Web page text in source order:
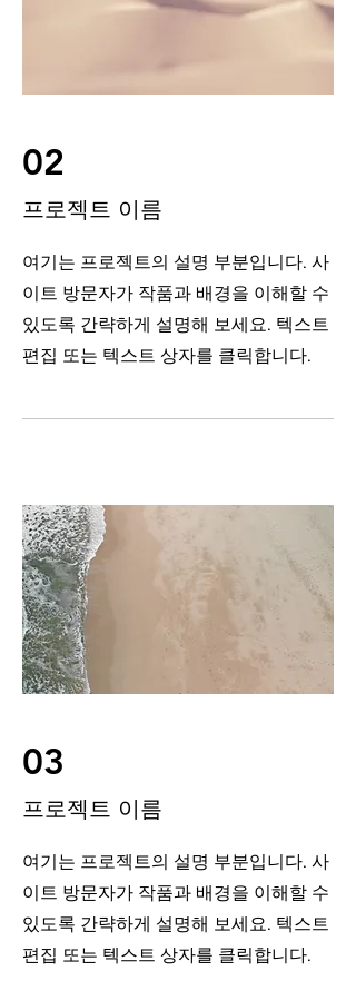
02
프로젝트 이름
여기는 프로젝트의 설명 부분입니다. 사
이트 방문자가 작품과 배경을 이해할 수
있도록 간략하게 설명해 보세요. 텍스트
편집 또는 텍스트 상자를 클릭합니다.
03
프로젝트 이름
여기는 프로젝트의 설명 부분입니다. 사
이트 방문자가 작품과 배경을 이해할 수
있도록 간략하게 설명해 보세요. 텍스트
편집 또는 텍스트 상자를 클릭합니다.